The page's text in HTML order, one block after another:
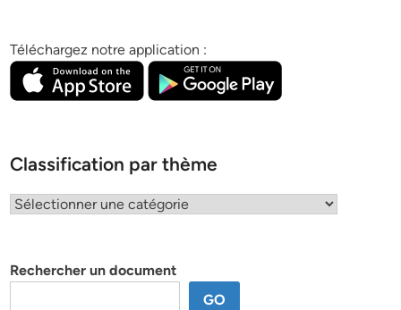
Téléchargez notre application :
Classification par thème
Classification
Rechercher un document
GO